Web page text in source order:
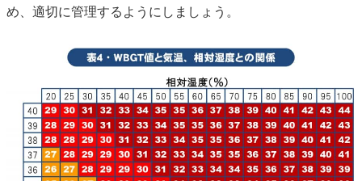
め、適切に管理するようにしましょう。